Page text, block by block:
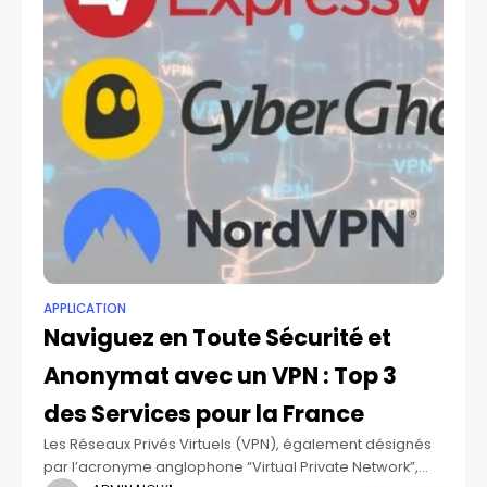
APPLICATION
Naviguez en Toute Sécurité et
Anonymat avec un VPN : Top 3
des Services pour la France
Les Réseaux Privés Virtuels (VPN), également désignés
par l’acronyme anglophone “Virtual Private Network”,